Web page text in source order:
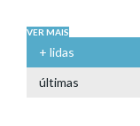
VER MAIS
+ lidas
últimas